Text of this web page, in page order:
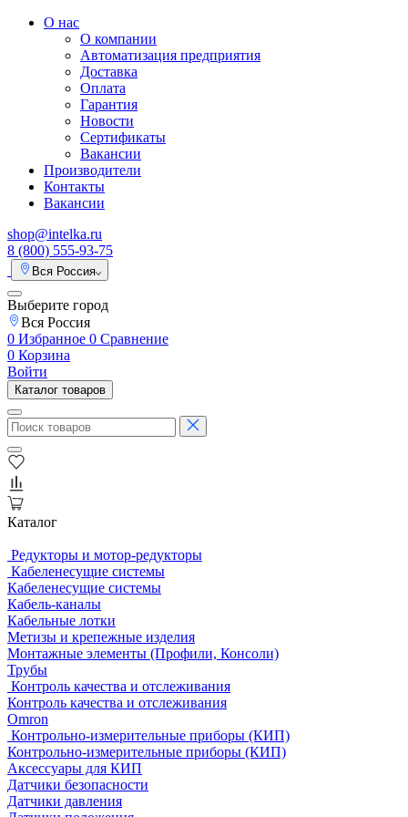
О нас
О компании
Автоматизация предприятия
Доставка
Оплата
Гарантия
Новости
Сертификаты
Вакансии
Производители
Контакты
Вакансии
shop@intelka.ru
8 (800) 555-93-75
Вся Россия
Выберите город
Вся Россия
0 Избранное 0 Сравнение
0 Корзина
Войти
Каталог товаров
Каталог
Редукторы и мотор-редукторы
Кабеленесущие системы
Кабеленесущие системы
Кабель-каналы
Кабельные лотки
Метизы и крепежные изделия
Монтажные элементы (Профили, Консоли)
Трубы
Контроль качества и отслеживания
Контроль качества и отслеживания
Omron
Контрольно-измерительные приборы (КИП)
Контрольно-измерительные приборы (КИП)
Аксессуары для КИП
Датчики безопасности
Датчики давления